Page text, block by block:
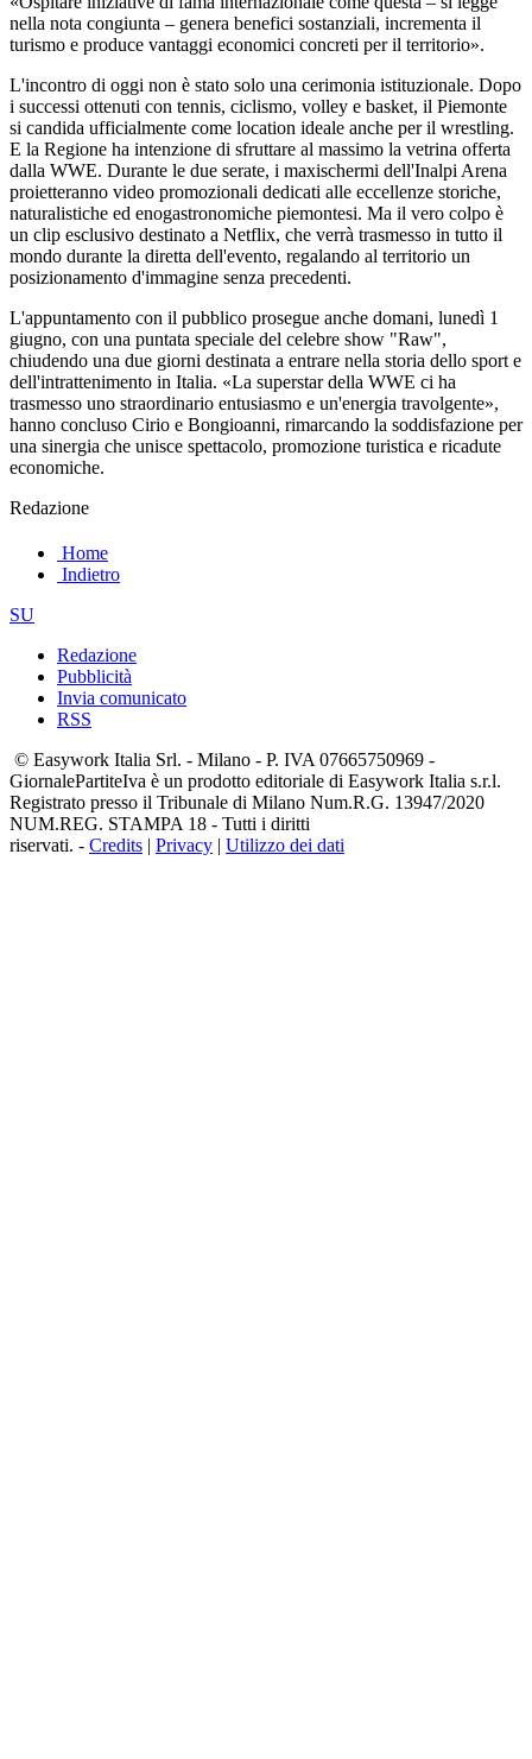
nella nota congiunta – genera benefici sostanziali, incrementa il
turismo e produce vantaggi economici concreti per il territorio».
L'incontro di oggi non è stato solo una cerimonia istituzionale. Dopo
i successi ottenuti con tennis, ciclismo, volley e basket, il Piemonte
si candida ufficialmente come location ideale anche per il wrestling.
E la Regione ha intenzione di sfruttare al massimo la vetrina offerta
dalla WWE. Durante le due serate, i maxischermi dell'Inalpi Arena
proietteranno video promozionali dedicati alle eccellenze storiche,
naturalistiche ed enogastronomiche piemontesi. Ma il vero colpo è
un clip esclusivo destinato a Netflix, che verrà trasmesso in tutto il
mondo durante la diretta dell'evento, regalando al territorio un
posizionamento d'immagine senza precedenti.
L'appuntamento con il pubblico prosegue anche domani, lunedì 1
giugno, con una puntata speciale del celebre show "Raw",
chiudendo una due giorni destinata a entrare nella storia dello sport e
dell'intrattenimento in Italia. «La superstar della WWE ci ha
trasmesso uno straordinario entusiasmo e un'energia travolgente»,
hanno concluso Cirio e Bongioanni, rimarcando la soddisfazione per
una sinergia che unisce spettacolo, promozione turistica e ricadute
economiche.
Redazione
Home
Indietro
SU
Redazione
Pubblicità
Invia comunicato
RSS
© Easywork Italia Srl. - Milano - P. IVA 07665750969 -
GiornalePartiteIva è un prodotto editoriale di Easywork Italia s.r.l.
Registrato presso il Tribunale di Milano Num.R.G. 13947/2020
NUM.REG. STAMPA 18 - Tutti i diritti
riservati. - Credits | Privacy | Utilizzo dei dati